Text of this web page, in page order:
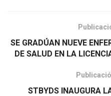
SE GRADÚAN NUEVE
DE SALUD EN LA
STBYDS INAUGURA